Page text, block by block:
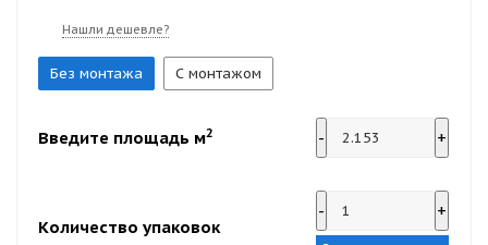
Нашли дешевле?
Без монтажа С монтажом
Введите площадь м2 - +
Количество упаковок
- +